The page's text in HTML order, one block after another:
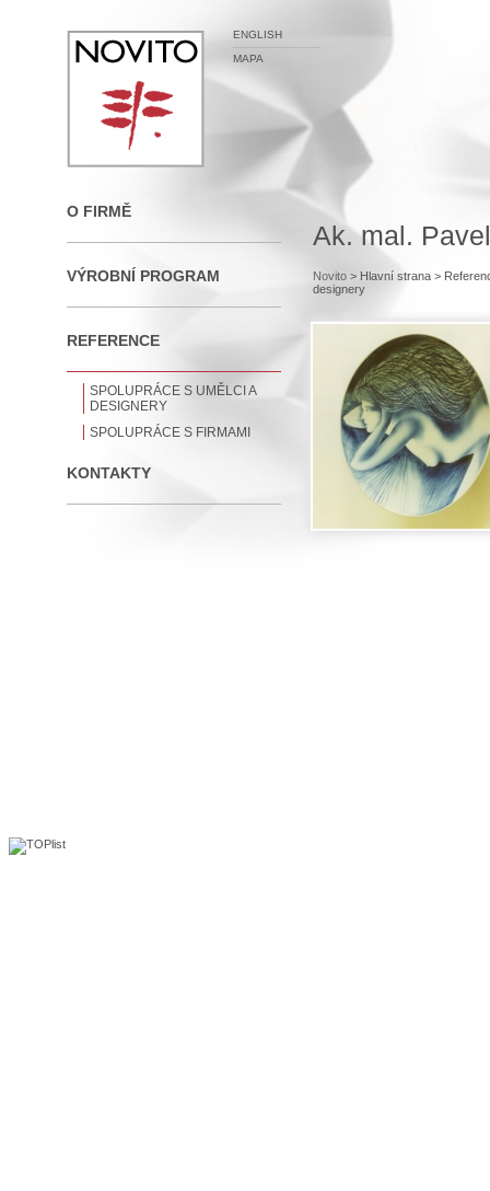
ENGLISH
MAPA
O FIRMĚ
VÝROBNÍ PROGRAM
REFERENCE
SPOLUPRÁCE S UMĚLCI A
DESIGNERY
SPOLUPRÁCE S FIRMAMI
KONTAKTY
Ak. mal.
Novito > Hlavní strana>
designery